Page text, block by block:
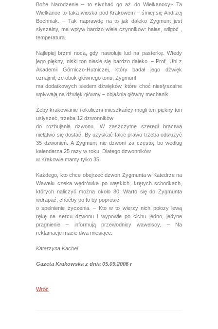
Boże Narodzenie – to słychać go aż do Wielkanocy.- Ta
Wielkanoc to taka wioska pod Krakowem – śmiej się Andrzej
Bochniak. – Tak naprawdę na to jak daleko Zygmunt jest
słyszalny, ma wpływ bardzo wiele czynników: hałas, wilgoć ,
temperatura.
Najlepiej brzmi nocą, gdy nawołuje lud na pasterkę. Wtedy
jego piękny, niski ton niesie się bardzo daleko. – Prof. Uhl z
Akademii Górniczo-Hutniczej, który badał jego dźwięk
oznajmił, że obok głównego tonu, Zygmunt
ma dodatkowych siedem dźwięków, które choć niesłyszalne
wpływają na dźwięk główny – objaśnia główny mechanik
Żeby krakowianie i okoliczni mieszkańcy mogli ten piękny ton
usłyszeć, trzeba 12 dzwonników
do rozbujania dzwonu. W zaszczytne szeregi bractwa
niełatwo się dostać. By uzyskać takie prawo trzeba odsłużyć
35 dzwonień. A Zygmunt nie dzwoni za często, bo według
kalendarza 25 razy w roku. Dlatego dzwonników
w Krakowie mamy tylko 35.
Każdego, kto chce obejrzeć dzwon Zygmunta w Katedrze na
Wawelu czeka wędrówka po wąskich, krętych schodkach,
których naliczyć można około 80. Warto się do Zygmunta
wdrapać, choćby po to by poprosić
o spełnienie życzenia. – Kto w to wierzy nich połozy lewą
rękę na sercu dzwonu i wypowie po cichu jedno, jedyne
pragnienie – informują przewodnicy wawelscy. – Na
reklamacje macie dwa miesiące.
Katarzyna Kachel
Gazeta Krakowska z dnia 05.09.2006 r
Wróć